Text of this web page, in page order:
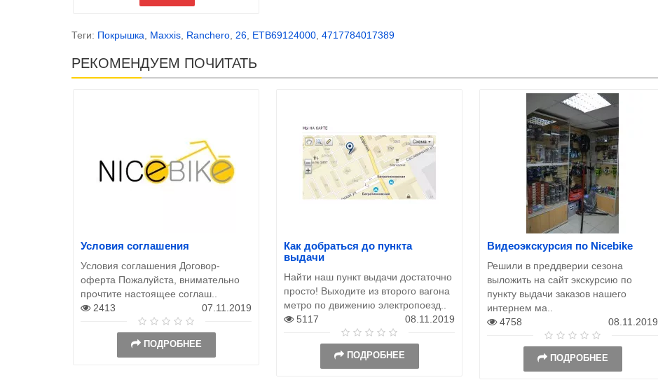
Теги: Покрышка Maxxis Ranchero 26 ETB69124000 4717784017389
РЕКОМЕНДУЕМ ПОЧИТАТЬ
Условия соглашения
Условия соглашения Договор-
оферта Пожалуйста, внимательно
прочтите настоящее соглаш..
2413
07.11.2019
ПОДРОБНЕЕ
Как добраться до пункта
выдачи
Найти наш пункт выдачи достаточно
просто! Выходите из второго вагона
метро по движению электропоезд..
5117
08.11.2019
ПОДРОБНЕЕ
Видеоэкскурсия по Nicebike
Решили в преддверии сезона
выложить на сайт экскурсию по
пункту выдачи заказов нашего
интернем ма..
4758
08.11.2019
ПОДРОБНЕЕ